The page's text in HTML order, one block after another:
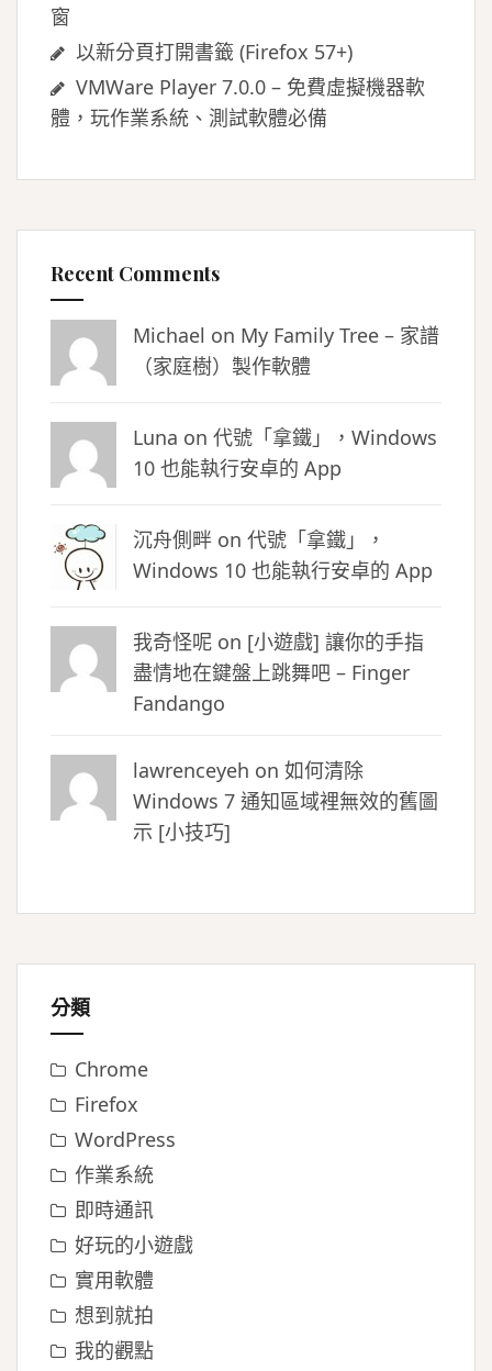
窗
以新分頁打開書籤 (Firefox 57+)
VMWare Player 7.0.0 – 免費虛擬機器軟
體，玩作業系統、測試軟體必備
Recent Comments
Michael on My Family Tree – 家譜
（家庭樹）製作軟體
Luna on 代號「拿鐵」，Windows
10 也能執行安卓的 App
沉舟側畔 on 代號「拿鐵」，
Windows 10 也能執行安卓的 App
我奇怪呢 on [小遊戲] 讓你的手指
盡情地在鍵盤上跳舞吧 – Finger
Fandango
lawrenceyeh on 如何清除
Windows 7 通知區域裡無效的舊圖
示 [小技巧]
分類
Chrome
Firefox
WordPress
作業系統
即時通訊
好玩的小遊戲
實用軟體
想到就拍
我的觀點